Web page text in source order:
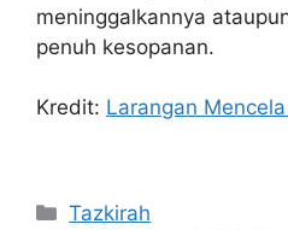
meninggalkannya
penuh kesopanan.
Kredit: Larangan
Categories
Tazkirah